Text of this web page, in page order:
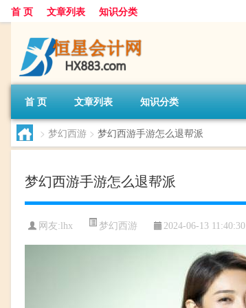
首 页 文章列表 知识分类
首 页 文章列表 知识分类
> 梦幻西游 > 梦幻西游手游怎么退帮派
梦幻西游手游怎么退帮派
网友: lhx 梦幻西游 2024-06-13 11:40:30